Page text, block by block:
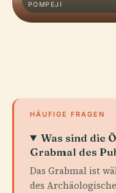
POMPEJI
HÄUFIGE FRAGEN
Was sind die
Grabmal des
Das Grabmal ist
des